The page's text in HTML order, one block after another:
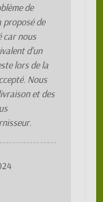
de
proposé de
car nous
d'un
lors de la
Nous
et des